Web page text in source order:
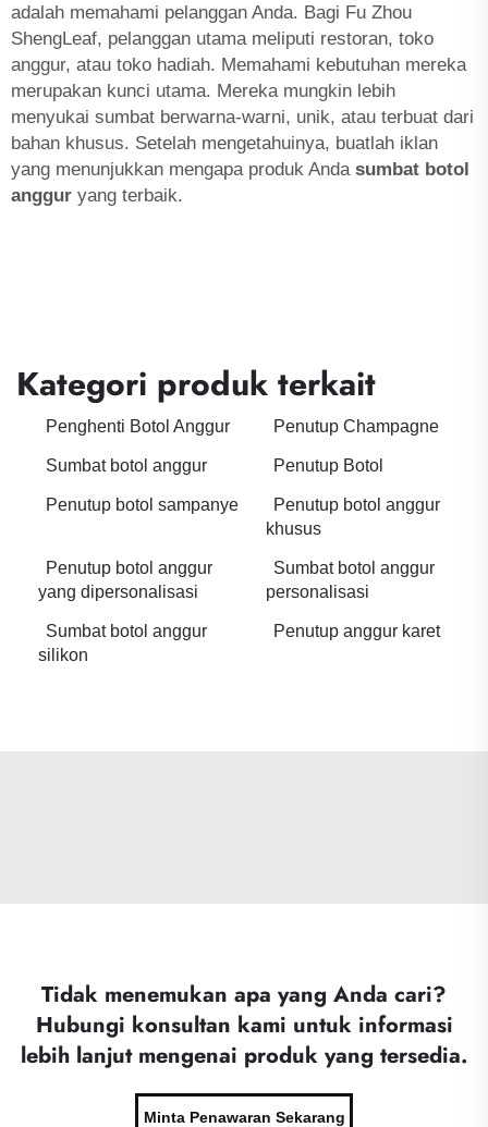
adalah memahami pelanggan Anda. Bagi Fu Zhou
ShengLeaf, pelanggan utama meliputi restoran, toko
anggur, atau toko hadiah. Memahami kebutuhan mereka
merupakan kunci utama. Mereka mungkin lebih
menyukai sumbat berwarna-warni, unik, atau terbuat dari
bahan khusus. Setelah mengetahuinya, buatlah iklan
yang menunjukkan mengapa produk Anda sumbat botol
anggur yang terbaik.
Kategori produk terkait
Penghenti Botol Anggur Penutup Champagne
Sumbat botol anggur Penutup Botol
Penutup botol sampanye
Penutup botol anggur
khusus
Penutup botol anggur
yang dipersonalisasi
Sumbat botol anggur
personalisasi
Sumbat botol anggur
silikon
Penutup anggur karet
Tidak menemukan apa yang Anda cari?
Hubungi konsultan kami untuk informasi
lebih lanjut mengenai produk yang tersedia.
Minta Penawaran Sekarang